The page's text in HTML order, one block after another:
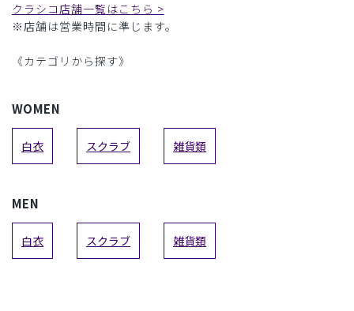
クラシコ店舗一覧はこちら >
※店舗は営業時間に準じます。
《カテゴリから探す》
WOMEN
白衣 スクラブ 雑貨類
MEN
白衣 スクラブ 雑貨類